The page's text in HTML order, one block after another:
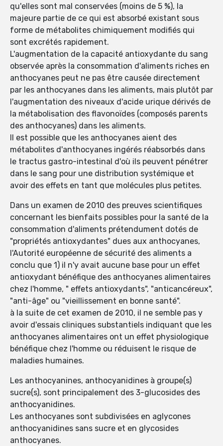
qu'elles sont mal conservées (moins de 5 %), la
majeure partie de ce qui est absorbé existant sous
forme de métabolites chimiquement modifiés qui
sont excrétés rapidement.
L'augmentation de la capacité antioxydante du sang
observée après la consommation d'aliments riches en
anthocyanes peut ne pas être causée directement
par les anthocyanes dans les aliments, mais plutôt par
l'augmentation des niveaux d'acide urique dérivés de
la métabolisation des flavonoïdes (composés parents
des anthocyanes) dans les aliments.
Il est possible que les anthocyanes aient des
métabolites d'anthocyanes ingérés réabsorbés dans
le tractus gastro-intestinal d'où ils peuvent pénétrer
dans le sang pour une distribution systémique et
avoir des effets en tant que molécules plus petites.
Dans un examen de 2010 des preuves scientifiques
concernant les bienfaits possibles pour la santé de la
consommation d'aliments prétendument dotés de
"propriétés antioxydantes" dues aux anthocyanes,
l'Autorité européenne de sécurité des aliments a
conclu que 1) il n'y avait aucune base pour un effet
antioxydant bénéfique des anthocyanes alimentaires
chez l'homme, " effets antioxydants", "anticancéreux",
"anti-âge" ou "vieillissement en bonne santé".
à la suite de cet examen de 2010, il ne semble pas y
avoir d'essais cliniques substantiels indiquant que les
anthocyanes alimentaires ont un effet physiologique
bénéfique chez l'homme ou réduisent le risque de
maladies humaines.
Les anthocyanines, anthocyanidines à groupe(s)
sucre(s), sont principalement des 3-glucosides des
anthocyanidines.
Les anthocyanes sont subdivisées en aglycones
anthocyanidines sans sucre et en glycosides
anthocyanes.